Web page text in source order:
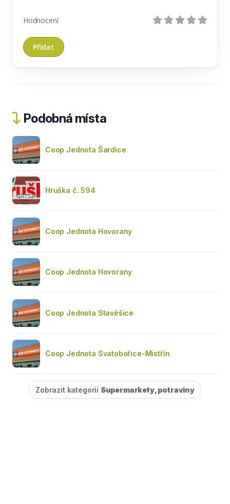
Hodnocení
Podobná místa
Coop Jednota Šardice
Hruška č. 594
Coop Jednota Hovorany
Coop Jednota Hovorany
Coop Jednota Stavěšice
Coop Jednota Svatobořice-Mistřín
Zobrazit kategorii Supermarkety, potraviny